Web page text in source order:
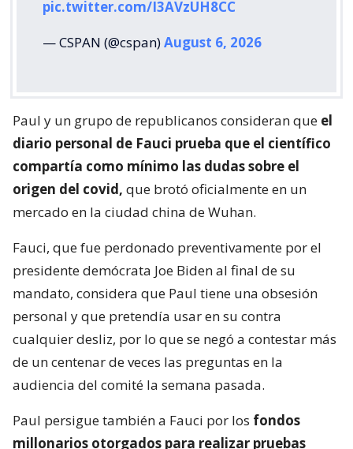
pic.twitter.com/I3AVzUH8CC
— CSPAN (@cspan)August 6, 2026
Paul y un grupo de republicanos consideran que el
diario personal de Fauci prueba que el científico
compartía como mínimo las dudas sobre el
origen del covid, que brotó oficialmente en un
mercado en la ciudad china de Wuhan.
Fauci, que fue perdonado preventivamente por el
presidente demócrata Joe Biden al final de su
mandato, considera que Paul tiene una obsesión
personal y que pretendía usar en su contra
cualquier desliz, por lo que se negó a contestar más
de un centenar de veces las preguntas en la
audiencia del comité la semana pasada.
Paul persigue también a Fauci por los fondos
millonarios otorgados para realizar pruebas